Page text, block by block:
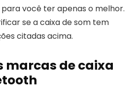
você ter apenas o melhor.
se a caixa de som tem
citadas acima.
marcas de caixa